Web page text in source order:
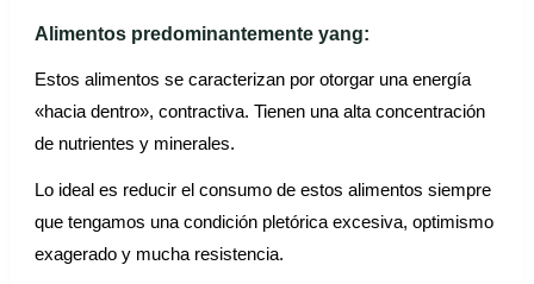
Alimentos predominantemente yang:
Estos alimentos se caracterizan por otorgar una energía
«hacia dentro», contractiva. Tienen una alta concentración
de nutrientes y minerales.
Lo ideal es reducir el consumo de estos alimentos siempre
que tengamos una condición pletórica excesiva, optimismo
exagerado y mucha resistencia.